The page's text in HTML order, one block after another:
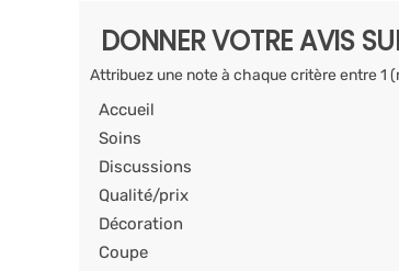
DONNER VOTRE AVIS
Attribuez une note à chaque critère entre 1
Accueil
Soins
Discussions
Qualité/prix
Décoration
Coupe